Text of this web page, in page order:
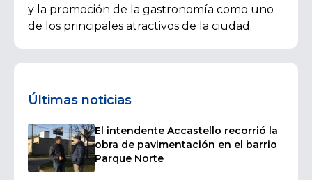
y la promoción de la gastronomía como uno
de los principales atractivos de la ciudad.
Últimas noticias
El intendente Accastello recorrió la
obra de pavimentación en el barrio
Parque Norte